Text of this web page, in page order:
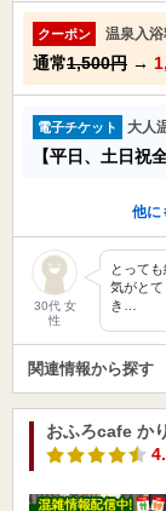
クーポン 温泉入
通常1,500円 →
電子チケット 大人
【平日、土日祝
他に
30代 女
性
とって
気がと
き…
関連情報から探す
おふろcafe か